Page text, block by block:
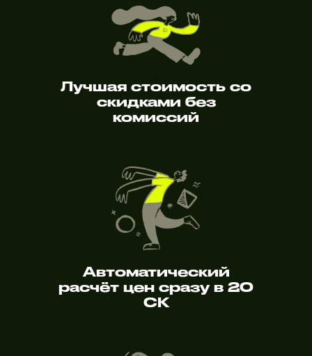
Лучшая стоимость со
скидками без
комиссий
Автоматический
расчёт цен сразу в 20
СК